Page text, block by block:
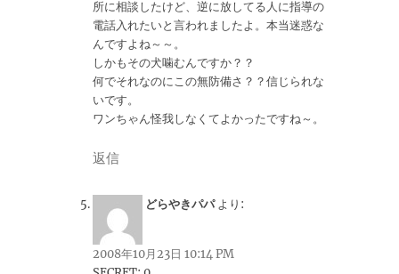
所に相談したけど、逆に放してる人に指導の
電話入れたいと言われましたよ。本当迷惑な
んですよね～～。
しかもその犬噛むんですか？？
何でそれなのにこの無防備さ？？信じられな
いです。
ワンちゃん怪我しなくてよかったですね～。
返信
どらやきパパ より:
2008年10月23日 10:14 PM